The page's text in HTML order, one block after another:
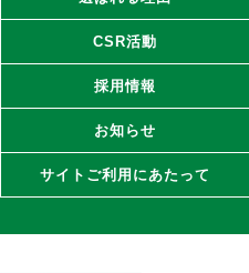
CSR活動
採用情報
お知らせ
サイトご利用にあたって